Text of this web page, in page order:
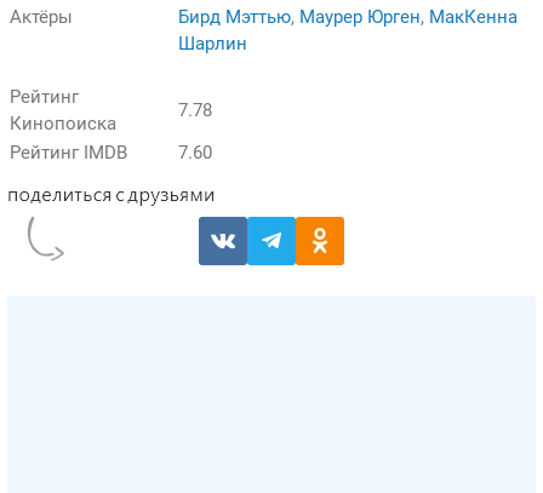
Актёры
Бирд Мэттью, Маурер Юрген, МакКенна
Шарлин
Рейтинг
Кинопоиска
7.78
Рейтинг IMDB
7.60